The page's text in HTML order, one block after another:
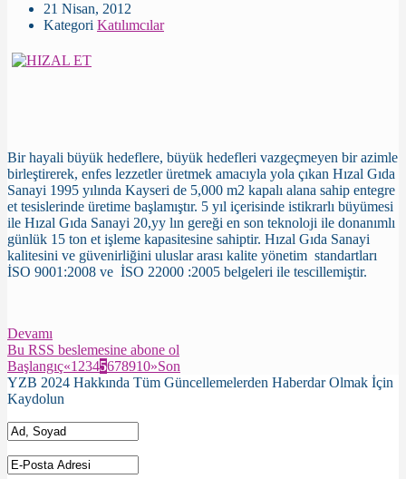
21 Nisan, 2012
Kategori Katılımcılar
Bir hayali büyük hedeflere, büyük hedefleri vazgeçmeyen bir azimle
birleştirerek, enfes lezzetler üretmek amacıyla yola çıkan Hızal Gıda
Sanayi 1995 yılında Kayseri de 5,000 m2 kapalı alana sahip entegre
et tesislerinde üretime başlamıştır. 5 yıl içerisinde istikrarlı büyümesi
ile Hızal Gıda Sanayi 20,yy lın gereği en son teknoloji ile donanımlı
günlük 15 ton et işleme kapasitesine sahiptir. Hızal Gıda Sanayi
kalitesini ve güvenirliğini uluslar arası kalite yönetim standartları
İSO 9001:2008 ve İSO 22000 :2005 belgeleri ile tescillemiştir.
Devamı
Bu RSS beslemesine abone ol
Başlangıç«1 2345678910»Son
YZB 2024 Hakkında Tüm Güncellemelerden Haberdar Olmak İçin
Kaydolun